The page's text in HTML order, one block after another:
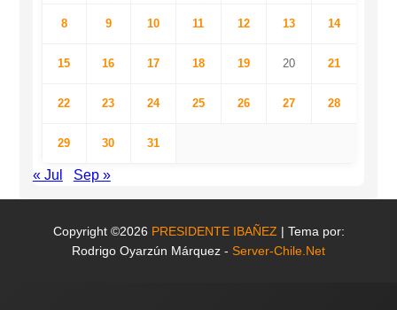
8 9 10 11 12 13 14
15 16 17 18 19 20 21
22 23 24 25 26 27 28
29 30 31
« Jul Sep »
Copyright ©2026 PRESIDENTE IBAÑEZ | Tema por:
Rodrigo Oyarzún Márquez - Server-Chile.Net